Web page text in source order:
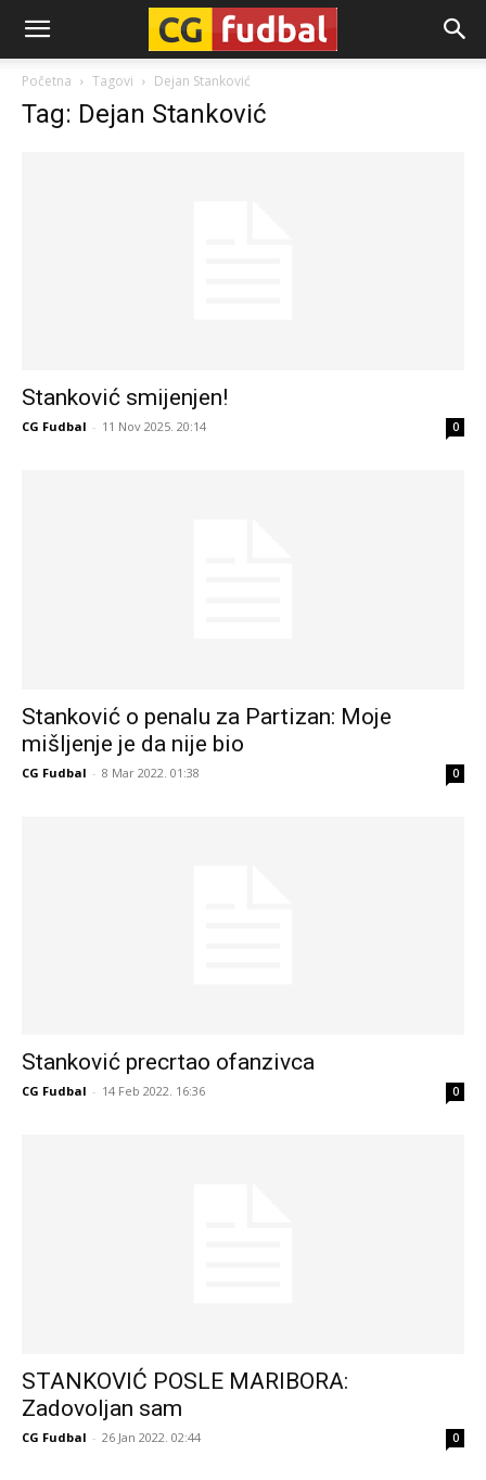
CG-
Fudbal
Početna Tagovi Dejan Stanković
Tag: Dejan Stanković
Stanković smijenjen!
CG Fudbal - 11 Nov 2025. 20:14 0
Stanković o penalu za Partizan: Moje
mišljenje je da nije bio
CG Fudbal - 8 Mar 2022. 01:38 0
Stanković precrtao ofanzivca
CG Fudbal - 14 Feb 2022. 16:36 0
STANKOVIĆ POSLE MARIBORA:
Zadovoljan sam
CG Fudbal - 26 Jan 2022. 02:44 0